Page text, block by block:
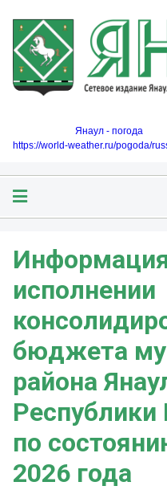
Янаул - погода
https://world-weather.ru/pogoda/
исполнении
бюджета
района
Республики
по
2026 года